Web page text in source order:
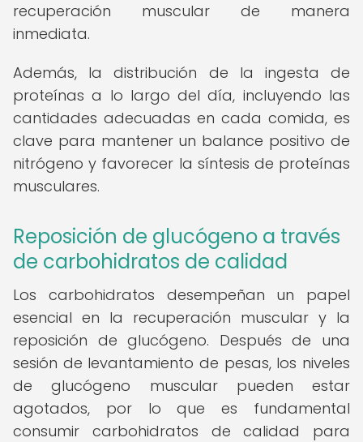
recuperación muscular de manera
inmediata.
Además, la distribución de la ingesta de
proteínas a lo largo del día, incluyendo las
cantidades adecuadas en cada comida, es
clave para mantener un balance positivo de
nitrógeno y favorecer la síntesis de proteínas
musculares.
Reposición de glucógeno a través
de carbohidratos de calidad
Los carbohidratos desempeñan un papel
esencial en la recuperación muscular y la
reposición de glucógeno. Después de una
sesión de levantamiento de pesas, los niveles
de glucógeno muscular pueden estar
agotados, por lo que es fundamental
consumir carbohidratos de calidad para